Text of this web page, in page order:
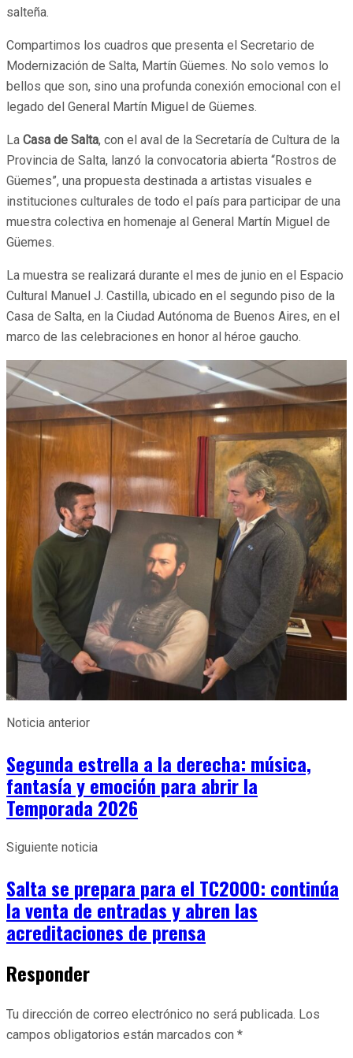
salteña.
Compartimos los cuadros que presenta el Secretario de
Modernización de Salta, Martín Güemes. No solo vemos lo
bellos que son, sino una profunda conexión emocional con el
legado del General Martín Miguel de Güemes.
La Casa de Salta, con el aval de la Secretaría de Cultura de la
Provincia de Salta, lanzó la convocatoria abierta “Rostros de
Güemes”, una propuesta destinada a artistas visuales e
instituciones culturales de todo el país para participar de una
muestra colectiva en homenaje al General Martín Miguel de
Güemes.
La muestra se realizará durante el mes de junio en el Espacio
Cultural Manuel J. Castilla, ubicado en el segundo piso de la
Casa de Salta, en la Ciudad Autónoma de Buenos Aires, en el
marco de las celebraciones en honor al héroe gaucho.
Noticia anterior
Segunda estrella a la derecha: música,
fantasía y emoción para abrir la
Temporada 2026
Siguiente noticia
Salta se prepara para el TC2000: continúa
la venta de entradas y abren las
acreditaciones de prensa
Responder
Tu dirección de correo electrónico no será publicada. Los
campos obligatorios están marcados con *